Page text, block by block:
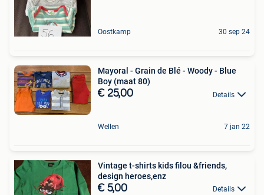
Oostkamp 30 sep 24
Mayoral - Grain de Blé - Woody - Blue
Boy (maat 80)
€ 25,00 Details
Wellen 7 jan 22
Vintage t-shirts kids filou &friends,
design heroes,enz
€ 5,00 Details